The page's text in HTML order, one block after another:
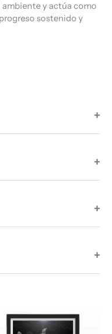
y actúa como
sostenido y
de